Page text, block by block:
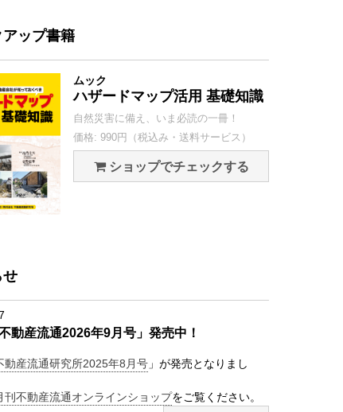
アップ書籍
ムック
ハザードマップ活用 基礎知識
自然災害に備え、いま必読の一冊！
価格: 990円（税込み・送料サービス）
ショップでチェックする
せ
不動産流通2026年9月号」発売中！
動産流通研究所2025年8月号 」が発売となりまし
刊不動産流通オンラインショップをご覧ください。